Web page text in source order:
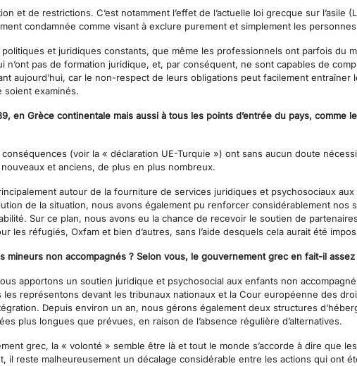
et de restrictions. C’est notamment l’effet de l’actuelle loi grecque sur l’asile
condamnée comme visant à exclure purement et simplement les
et juridiques constants, que même les professionnels ont parfois du
n’ont pas de formation juridique, et, par conséquent, ne sont capables de
aujourd’hui, car le non-respect de leurs obligations peut facilement entraîner
soient examinés.
en Grèce continentale mais aussi à tous les points d’entrée du pays, comme
conséquences (voir la « déclaration UE-Turquie ») ont sans aucun doute
et anciens, de plus en plus nombreux.
autour de la fourniture de services juridiques et psychosociaux
de la situation, nous avons également pu renforcer considérablement nos
Sur ce plan, nous avons eu la chance de recevoir le soutien de
les réfugiés, Oxfam et bien d’autres, sans l’aide desquels cela aurait été
mineurs non accompagnés ? Selon vous, le gouvernement grec en fait-il
apportons un soutien juridique et psychosocial aux enfants non
représentons devant les tribunaux nationaux et la Cour européenne des
Depuis environ un an, nous gérons également deux structures
plus longues que prévues, en raison de l’absence régulière d’alternatives.
grec, la « volonté » semble être là et tout le monde s’accorde à dire que
il reste malheureusement un décalage considérable entre les actions qui ont